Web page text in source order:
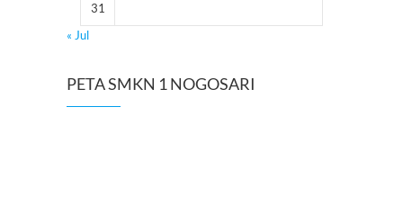
31
« Jul
PETA SMKN 1 NOGOSARI